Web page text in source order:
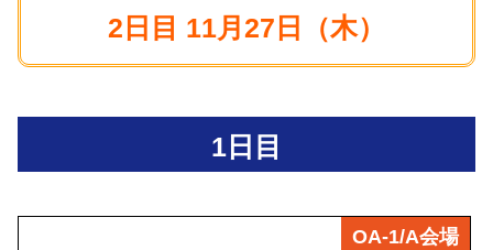
2日目 11月27日（木）
1日目
OA-1/A会場